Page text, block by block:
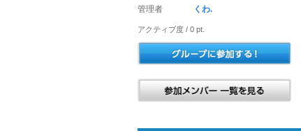
管理者
くわ.
アクティブ度 / 0 pt.